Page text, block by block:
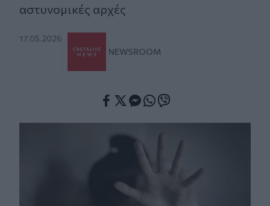
αστυνομικές αρχές
17.05.2026
NEWSROOM